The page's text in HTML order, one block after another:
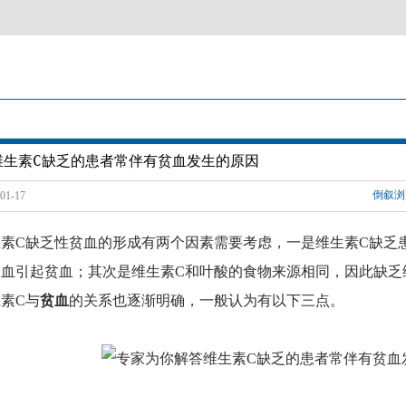
素C缺乏的患者常伴有贫血发生的原因
17 倒叙
C缺乏性贫血的形成有两个因素需要考虑，一是维生素C缺
引起贫血；其次是维生素C和叶酸的食物来源相同，因此缺
C与贫血的关系也逐渐明确，一般认为有以下三点。